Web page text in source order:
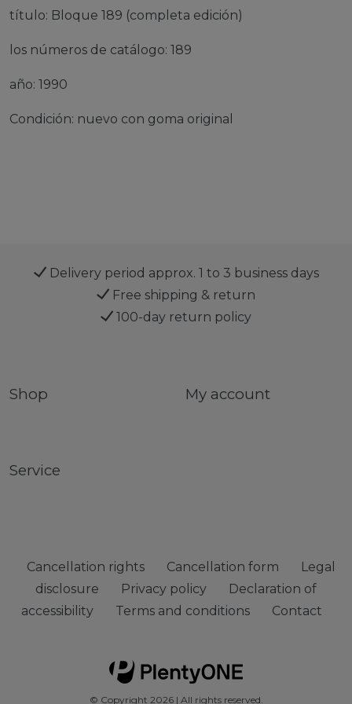
título: Bloque 189 (completa edición)
los números de catálogo: 189
año: 1990
Condición: nuevo con goma original
Delivery period approx. 1 to 3 business days
Free shipping & return
100-day return policy
Shop My account
Service
Cancellation rights Cancellation form
Legal
disclosure
Privacy policy
Declaration of
accessibility
Terms and conditions Contact
© Copyright 2026 | All rights reserved.